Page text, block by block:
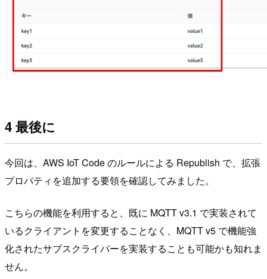
4 最後に
今回は、AWS IoT Code のルールによる Republish で、拡張
プロパティを追加する要領を確認してみました。
こちらの機能を利用すると、既に MQTT v3.1 で実装されて
いるクライアントを変更することなく、MQTT v5 で機能強
化されたサブスクライバーを実装することも可能かも知れま
せん。